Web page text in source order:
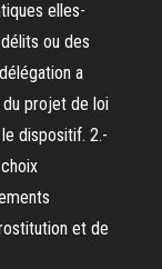
elles-
ou des
a
projet de loi
dispositif. 2.-
et de